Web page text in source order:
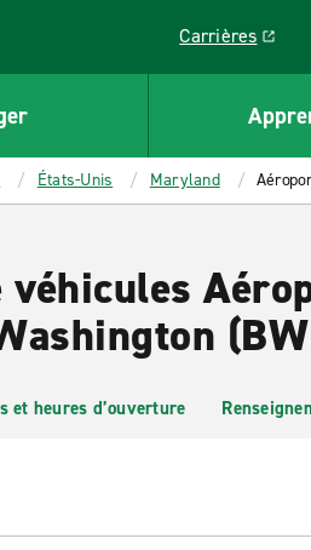
Carrières
Link opens in a
États-Unis Maryland
véhicules
et heures d’ouverture